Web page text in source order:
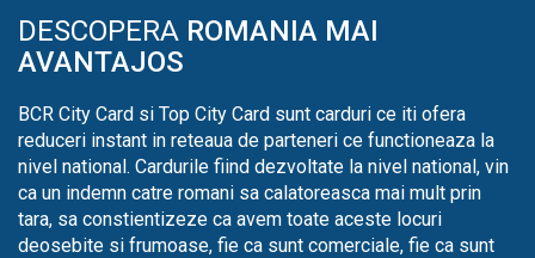
DESCOPERA ROMANIA MAI
AVANTAJOS
BCR City Card si Top City Card sunt carduri ce iti ofera
reduceri instant in reteaua de parteneri ce functioneaza la
nivel national. Cardurile fiind dezvoltate la nivel national, vin
ca un indemn catre romani sa calatoreasca mai mult prin
tara, sa constientizeze ca avem toate aceste locuri
deosebite si frumoase, fie ca sunt comerciale, fie ca sunt